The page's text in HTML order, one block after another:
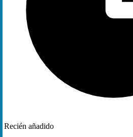
Recién añadido